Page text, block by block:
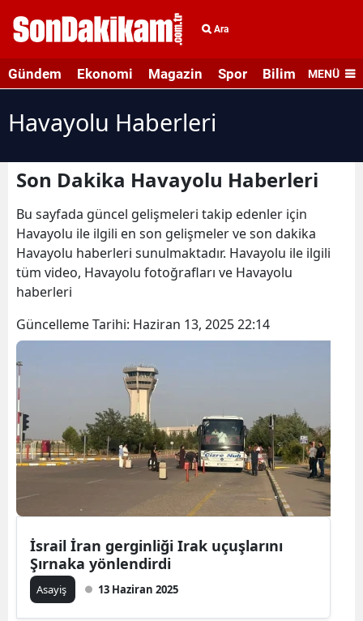
Ara
Gündem Ekonomi Magazin Spor Bilim veMENÜ
Havayolu Haberleri
Son Dakika Havayolu Haberleri
Bu sayfada güncel gelişmeleri takip edenler için
Havayolu ile ilgili en son gelişmeler ve son dakika
Havayolu haberleri sunulmaktadır. Havayolu ile ilgili
tüm video, Havayolu fotoğrafları ve Havayolu
haberleri
Güncelleme Tarihi: Haziran 13, 2025 22:14
İsrail İran gerginliği Irak uçuşlarını
Şırnaka yönlendirdi
Asayiş 13 Haziran 2025